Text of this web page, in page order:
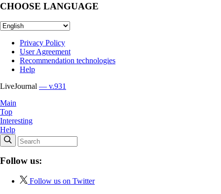
CHOOSE LANGUAGE
Privacy Policy
User Agreement
Recommendation technologies
Help
LiveJournal — v.931
Main
Top
Interesting
Help
Follow us:
Follow us on Twitter